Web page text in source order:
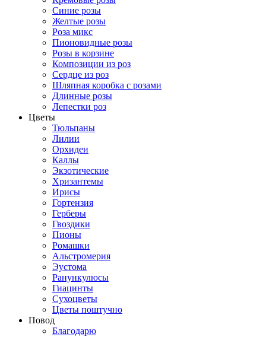
Синие розы
Желтые розы
Роза микс
Пионовидные розы
Розы в корзине
Композиции из роз
Сердце из роз
Шляпная коробка с розами
Длинные розы
Лепестки роз
Цветы
Тюльпаны
Лилии
Орхидеи
Каллы
Экзотические
Хризантемы
Ирисы
Гортензия
Герберы
Гвоздики
Пионы
Ромашки
Альстромерия
Эустома
Ранункулюсы
Гиацинты
Сухоцветы
Цветы поштучно
Повод
Благодарю